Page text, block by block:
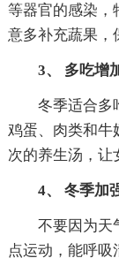
等器官的感染，
意多补充蔬果，
3、 多吃增
冬季适合多
鸡蛋、肉类和牛
次的养生汤，让
4、 冬季加
不要因为天
点运动，能呼吸